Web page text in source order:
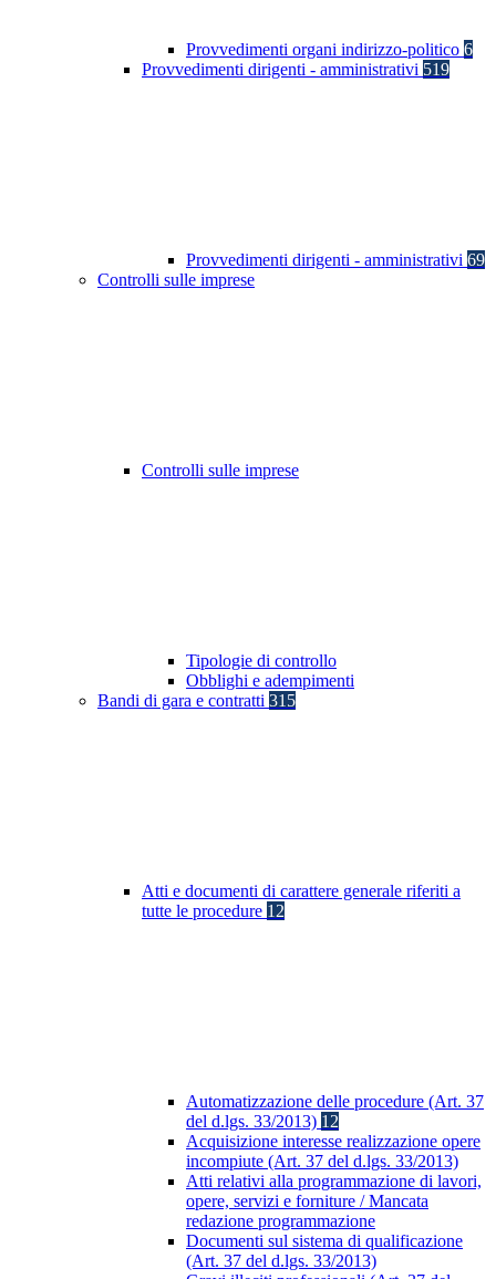
Provvedimenti organi indirizzo-politico 6
Provvedimenti dirigenti - amministrativi 519
Provvedimenti dirigenti - amministrativi 69
Controlli sulle imprese
Controlli sulle imprese
Tipologie di controllo
Obblighi e adempimenti
Bandi di gara e contratti 315
Atti e documenti di carattere generale riferiti a
tutte le procedure 12
Automatizzazione delle procedure (Art. 37
del d.lgs. 33/2013) 12
Acquisizione interesse realizzazione opere
incompiute (Art. 37 del d.lgs. 33/2013)
Atti relativi alla programmazione di lavori,
opere, servizi e forniture / Mancata
redazione programmazione
Documenti sul sistema di qualificazione
(Art. 37 del d.lgs. 33/2013)